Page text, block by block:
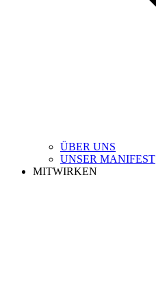
ÜBER UNS
UNSER MANIFEST
MITWIRKEN